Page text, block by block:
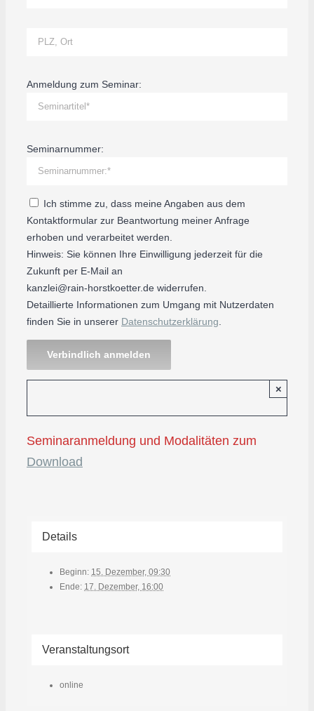
Anmeldung zum Seminar:
Seminarnummer:
Ich stimme zu, dass meine Angaben aus dem
Kontaktformular zur Beantwortung meiner Anfrage
erhoben und verarbeitet werden.
Hinweis: Sie können Ihre Einwilligung jederzeit für die
Zukunft per E-Mail an
kanzlei@rain-horstkoetter.de widerrufen.
Detaillierte Informationen zum Umgang mit Nutzerdaten
finden Sie in unserer Datenschutzerklärung
×
Seminaranmeldung und Modalitäten zum
Download
Details
Beginn: 15. Dezember, 09:30
Ende: 17. Dezember, 16:00
Veranstaltungsort
online